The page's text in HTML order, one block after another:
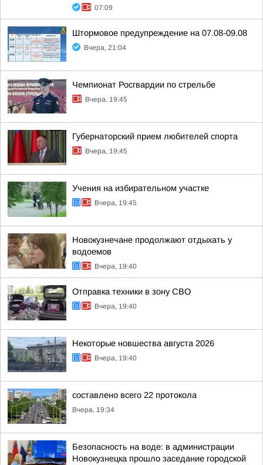
07:09
Штормовое предупреждение на 07.08-09.08
Вчера, 21:04
Чемпионат Росгвардии по стрельбе
Вчера, 19:45
Губернаторский прием любителей спорта
Вчера, 19:45
Учения на избирательном участке
Вчера, 19:45
Новокузнечане продолжают отдыхать у
водоемов
Вчера, 19:40
Отправка техники в зону СВО
Вчера, 19:40
Некоторые новшества августа 2026
Вчера, 19:40
составлено всего 22 протокола
Вчера, 19:34
Безопасность на воде: в администрации
Новокузнецка прошло заседание городской